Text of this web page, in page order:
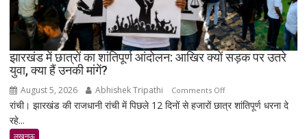
बड़ी
संख्या
में
जुटे
प्रबुद्धजन
झारखंड में छात्रों का शांतिपूर्ण आंदोलन: आखिर क्यों सड़क पर उतरे
युवा, क्या हैं उनकी मांगें?
August 5, 2026 Abhishek Tripathi Comments Offon
झारखंड
रांची। झारखंड की राजधानी रांची में पिछले 12 दिनों से हजारों छात्र शांतिपूर्ण धरना दे
रहे...
लखनऊ